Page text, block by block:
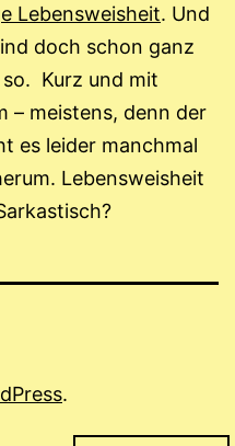
Lebensweisheit. Und
doch schon ganz
Kurz und mit
– meistens, denn der
es leider manchmal
Lebensweisheit
.